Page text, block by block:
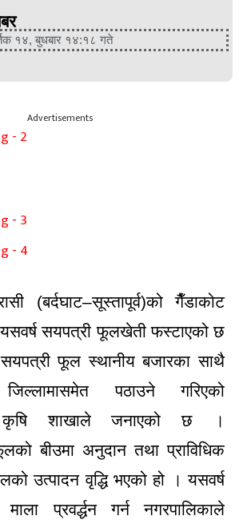
१४, बुधबार १४:१८ गते
Advertisements
(बर्दघाट–सूस्तापूर्व)को गैँडाकोट
यसवर्ष सयपत्री फूलखेती फस्टाएको छ
सयपत्री फूल स्थानीय बजारका साथै
पठाउने गरिएको
कृषि शाखाले जनाएको छ ।
बीउमा अनुदान तथा प्राविधिक
उत्पादन वृद्धि भएको हो । यसवर्ष
प्रवर्द्धन गर्न नगरपालिकाले